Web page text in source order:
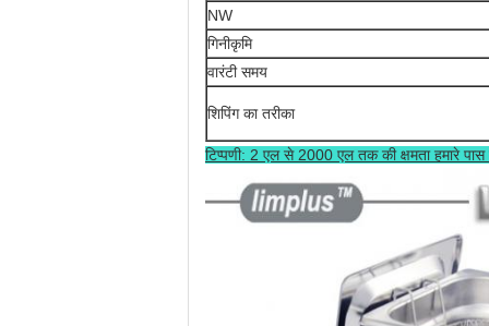
NW
गिनीकृमि
वारंटी समय
शिपिंग का तरीका
टिप्पणी: 2 एल से 2000 एल तक की क्षमता हमारे